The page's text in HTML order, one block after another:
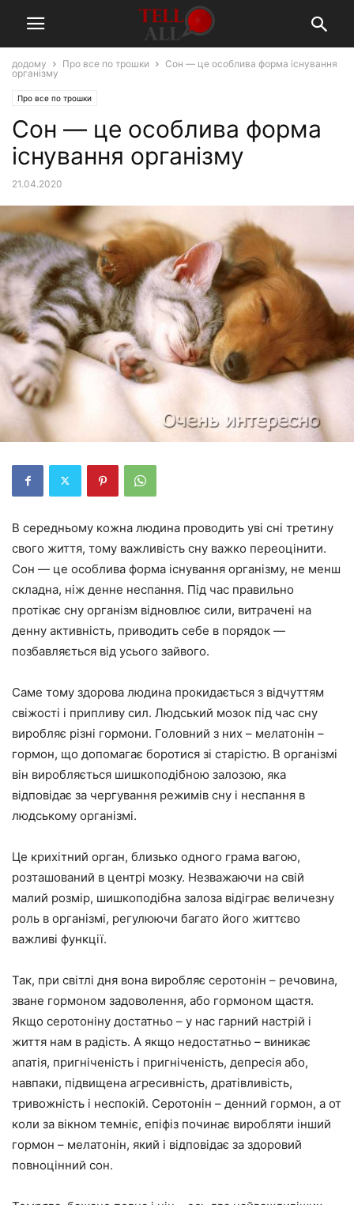
додому Про все по трошки
Сон — це особлива форма існування
організму
Про все по трошки
Сон — це особлива форма
існування організму
21.04.2020
В середньому кожна людина проводить уві сні третину
свого життя, тому важливість сну важко переоцінити.
Сон — це особлива форма існування організму, не менш
складна, ніж денне неспання. Під час правильно
протікає сну організм відновлює сили, витрачені на
денну активність, приводить себе в порядок —
позбавляється від усього зайвого.
Саме тому здорова людина прокидається з відчуттям
свіжості і припливу сил. Людський мозок під час сну
виробляє різні гормони. Головний з них – мелатонін –
гормон, що допомагає боротися зі старістю. В організмі
він виробляється шишкоподібною залозою, яка
відповідає за чергування режимів сну і неспання в
людському організмі.
Це крихітний орган, близько одного грама вагою,
розташований в центрі мозку. Незважаючи на свій
малий розмір, шишкоподібна залоза відіграє величезну
роль в організмі, регулюючи багато його життєво
важливі функції.
Так, при світлі дня вона виробляє серотонін – речовина,
зване гормоном задоволення, або гормоном щастя.
Якщо серотоніну достатньо – у нас гарний настрій і
життя нам в радість. А якщо недостатньо – виникає
апатія, пригніченість і пригніченість, депресія або,
навпаки, підвищена агресивність, дратівливість,
тривожність і неспокій. Серотонін – денний гормон, а от
коли за вікном темніє, епіфіз починає виробляти інший
гормон – мелатонін, який і відповідає за здоровий
повноцінний сон.